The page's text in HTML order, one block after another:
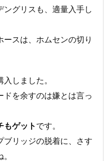
グリスも、適量入手し
スは、ホムセンの切り
しました。
ドを余すのは嫌とは言っ
もゲット です。
ブリッジの脱着に、さす